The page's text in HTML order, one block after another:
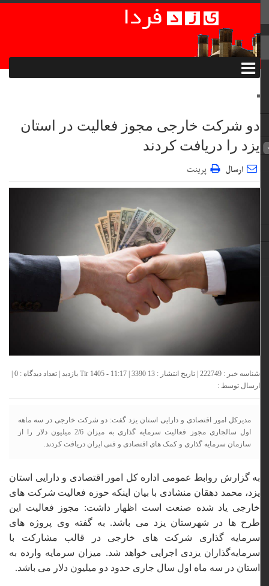
دو شرکت خارجی مجوز فعالیت در استان
یزد را دریافت کردند
ارسال پرینت
شناسه خبر : 222749 | تاریخ انتشار : 13 Tir 1405 - 11:17 | 3390 بازدید | تعداد دیدگاه : 0
|
ارسال توسط :
مدیرکل امور اقتصادی و دارایی استان یزد گفت: دو شرکت خارجی در سه ماهه
اول سالجاری مجوز فعالیت سرمایه گذاری به میزان 2/6 میلیون دلار را از
سازمان سرمایه گذاری و کمک های اقتصادی و فنی ایران دریافت کردند.
به گزارش روابط عمومی اداره کل امور اقتصادی و دارایی استان
یزد، محمد دهقان منشادی با بیان اینکه حوزه فعالیت شرکت های
خارجی یاد شده صنعت است اظهار داشت: مجوز فعالیت این
طرح ها در شهرستان یزد می باشد.به گفته وی پروژه های
سرمایه گذاری شرکت های خارجی در قالب مشارکت با
سرمایه‌گذاران یزدی اجرایی خواهد شد.میزان سرمایه وارده به
استان در سه ماه اول سال جاری حدود دو میلیون دلار می باشد.